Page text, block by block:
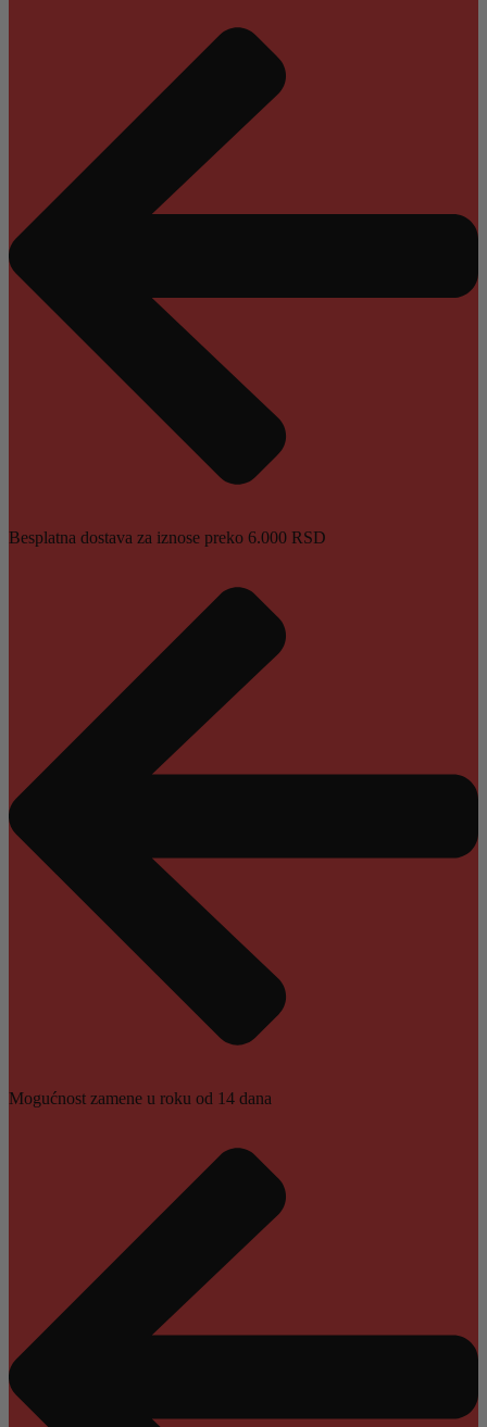
Besplatna dostava za iznose preko 6.000 RSD
Mogućnost zamene u roku od 14 dana